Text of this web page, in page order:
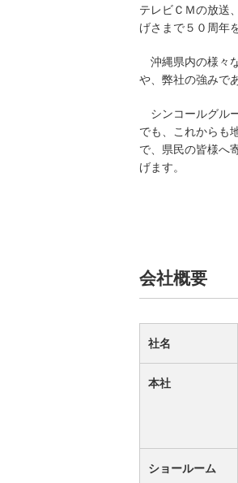
テレビＣＭの放送
げさまで５０周年
沖縄県内の様々
や、弊社の強みで
シンコールグル
でも、これからも
で、県民の皆様へ
げます。
会社概要
社名
本社
ショールーム